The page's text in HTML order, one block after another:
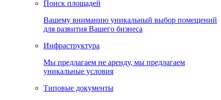
Поиск площадей
Вашему вниманию уникальный выбор помещений
для развития Вашего бизнеса
Инфраструктура
Мы предлагаем не аренду, мы предлагаем
уникальные условия
Типовые документы